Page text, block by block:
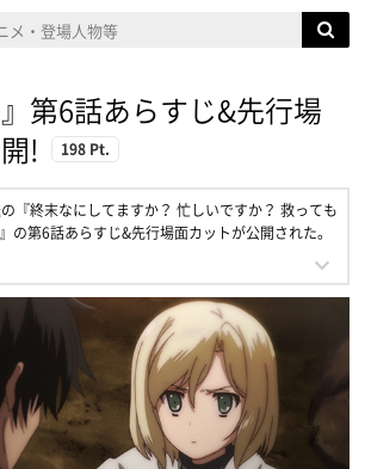
』第6話あらすじ&先行場
!
198 Pt.
『終末なにしてますか？ 忙しいですか？ 救っても
の第6話あらすじ&先行場面カットが公開された。